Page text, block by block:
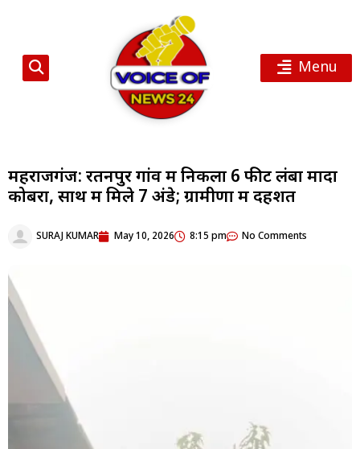
Menu
महराजगंज: रतनपुर गांव में निकला 6 फीट लंबा मादा
कोबरा, साथ में मिले 7 अंडे; ग्रामीणों में दहशत
SURAJ KUMAR May 10, 2026 8:15 pm No Comments